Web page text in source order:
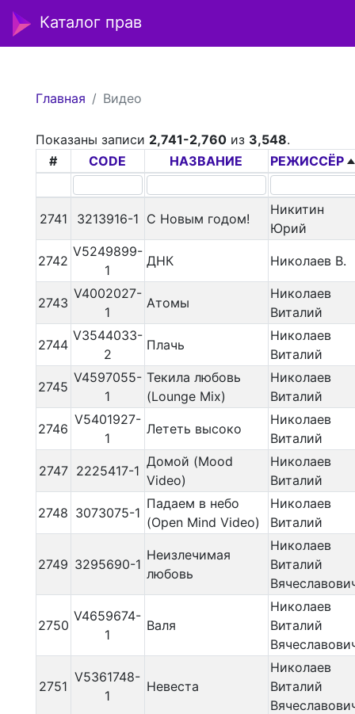
Каталог прав
Главная Видео
Показаны записи 2,741-2,760из 3,548.
#
CODE НАЗВАНИЕ РЕЖИССЁР
2741 3213916-1 С Новым годом!
Никитин
Юрий
2742
V5249899-
1
ДНК Николаев В.
2743
V4002027-
1
Атомы
Николаев
Виталий
2744
V3544033-
2
Плачь
Николаев
Виталий
2745
V4597055-
1
Текила любовь
(Lounge Mix)
Николаев
Виталий
2746
V5401927-
1
Лететь высоко
Николаев
Виталий
2747 2225417-1
Домой (Mood
Video)
Николаев
Виталий
2748 3073075-1
Падаем в небо
(Open Mind Video)
Николаев
Виталий
2749 3295690-1
Неизлечимая
любовь
Николаев
Виталий
2750
V4659674-
1
Валя
Николаев
Виталий
2751
V5361748-
1
Невеста
Николаев
Виталий